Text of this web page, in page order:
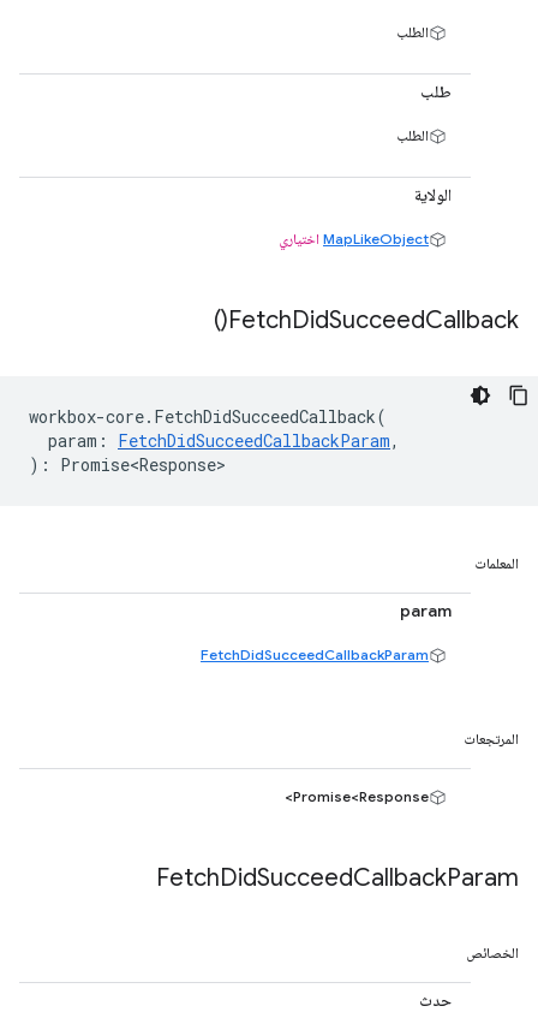
الطلب
طلب
الطلب
الولاية
MapLikeObject اختياري
FetchDidSucceedCallback(
)
workbox-core. FetchDidSucceedCallback(
param : FetchDidSucceedCallbackParam,
) : Promise<Response>
المعلمات
param
FetchDidSucceedCallbackParam
المرتجعات
Promise<Response>
FetchDidSucceedCallbackParam
الخصائص
حدث